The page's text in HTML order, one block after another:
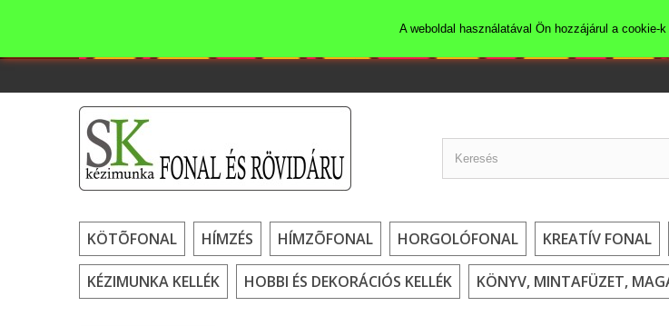
KÖTÕFONAL HÍMZÉS HÍMZÕFONAL HORGOLÓFONAL KREATÍV FONAL
KÉZIMUNKA KELLÉK HOBBI ÉS DEKORÁCIÓS KELLÉK KÖNYV, MINTAFÜZET,
A weboldal használatával Ön hozzájárul a cookie-